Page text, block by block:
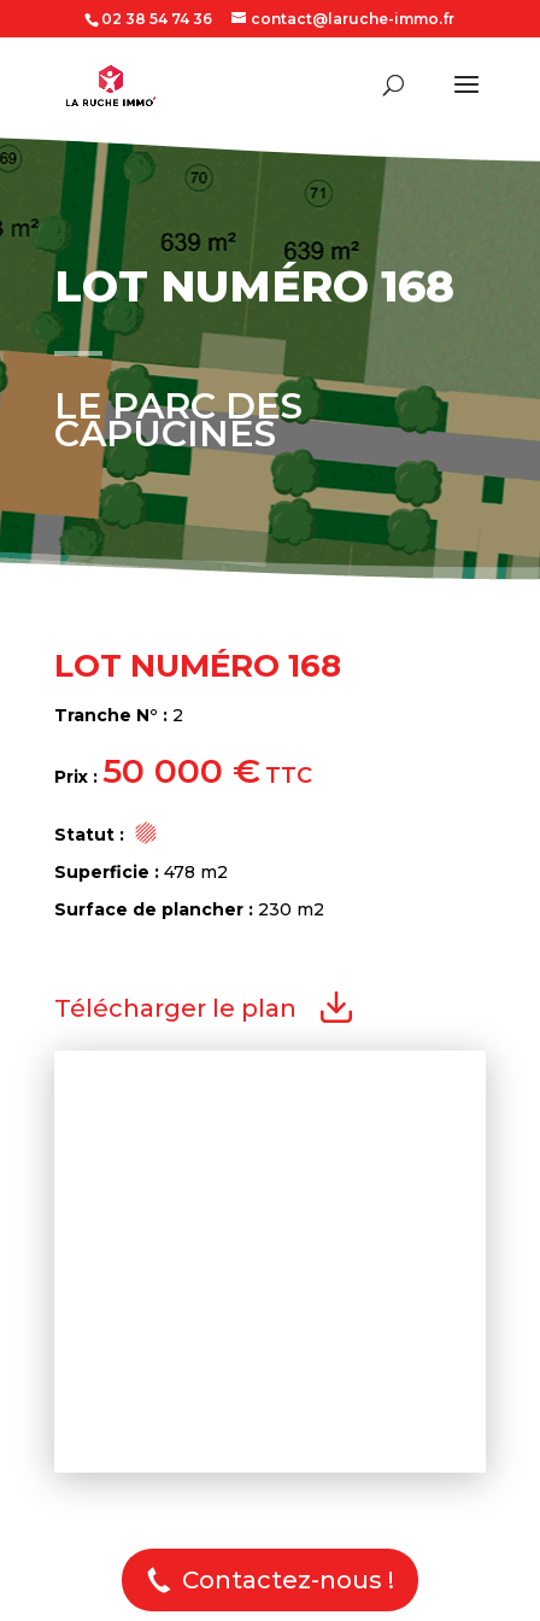
02 38 54 74 36 contact@laruche-immo.fr
LOT NUMÉRO 168
LE PARC DES
CAPUCINES
LOT NUMÉRO 168
Tranche N° : 2
Prix : 50 000 € TTC
Statut :
Superficie : 478 m2
Surface de plancher : 230 m2
Télécharger le plan
Contactez-nous !